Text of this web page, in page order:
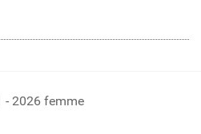
- 2026 femme